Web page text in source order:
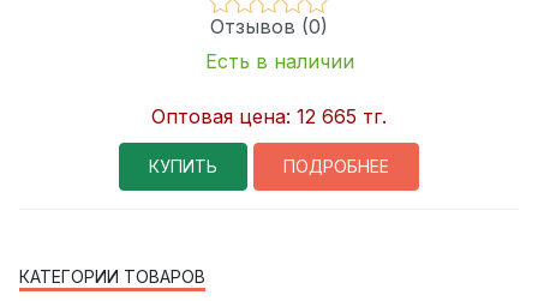
Отзывов (0)
Есть в наличии
Оптовая цена: 12 665 тг.
КУПИТЬ ПОДРОБНЕЕ
КАТЕГОРИИ ТОВАРОВ